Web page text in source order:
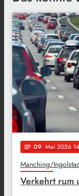
notes 09. Mai 2026
Manching/
Verkehrt rum